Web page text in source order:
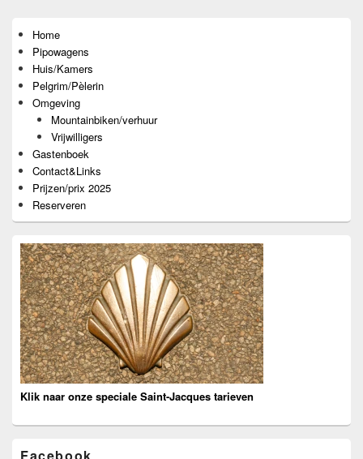
gebiedHome
Pipowagens
Huis/Kamers
Pelgrim/Pèlerin
Omgeving
Mountainbiken/verhuur
Vrijwilligers
Gastenboek
Contact&Links
Prijzen/prix 2025
Reserveren
Klik naar onze speciale Saint-Jacques tarieven